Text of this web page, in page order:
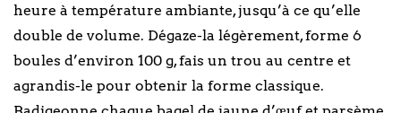
heure à température ambiante, jusqu’à ce qu’elle
double de volume. Dégaze-la légèrement, forme 6
boules d’environ 100 g, fais un trou au centre et
agrandis-le pour obtenir la forme classique.